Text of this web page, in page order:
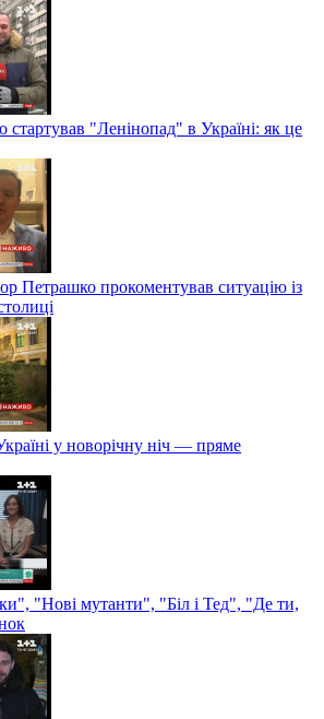
стартував "Ленінопад" в Україні: як це
Петрашко прокоментував ситуацію із
у новорічну ніч — пряме
"Нові мутанти", "Біл і Тед", "Де ти,